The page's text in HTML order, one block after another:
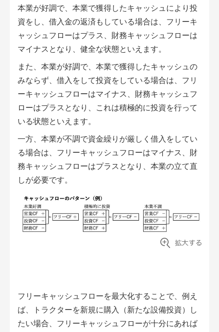
本業が好調で、本業で獲得したキャッシュにより投
資をし、借入金の返済もしている場合は、フリーキ
ャッシュフローはプラス、財務キャッシュフローは
マイナスとなり、健全な状態といえます。
また、本業が好調で、本業で獲得したキャッシュの
みならず、借入をして投資をしている場合は、フリ
ーキャッシュフローはマイナス、財務キャッシュフ
ローはプラスとなり、これは積極的に投資を行って
いる状態といえます。
一方、本業が不調で資金繰りが厳しく借入をしてい
る場合は、フリーキャッシュフローはマイナス、財
務キャッシュフローはプラスとなり、本業の立て直
しが必要です。
フリーキャッシュフローを最大化することで、例え
ば、トラクターを新規に購入（新たな設備投資）し
たい場合、フリーキャッシュフローが十分にあれば